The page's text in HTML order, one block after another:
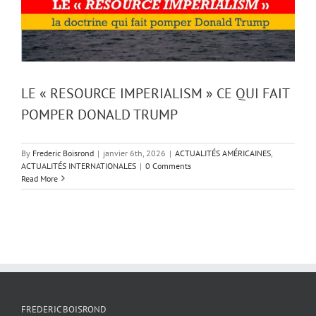
LE « RESOURCE IMPERIALISM » CE QUI FAIT
POMPER DONALD TRUMP
By Frederic Boisrond | janvier 6th, 2026 | ACTUALITÉS AMÉRICAINES
ACTUALITÉS INTERNATIONALES | 0 Comments
Read More
FREDERIC BOISROND